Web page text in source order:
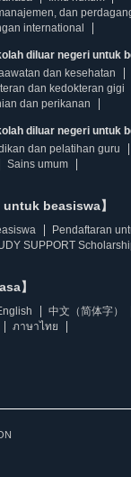
dan
international
diluar negeri untuk
dan kesehatan
dan kedokteran gigi
dan perikanan
diluar negeri untuk
dan pelatihan guru
Sains umum
untuk beasiswa】
Pendaftaran
SUPPORT
】
中文（简体字）
ภาษาไทย